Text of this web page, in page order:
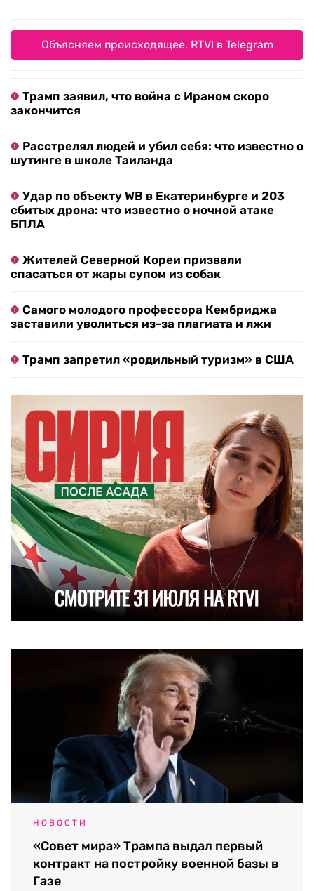
Объясняем происходящее. RTVI в Telegram
Трамп заявил, что война с Ираном скоро
закончится
Расстрелял людей и убил себя: что известно о
шутинге в школе Таиланда
Удар по объекту WB в Екатеринбурге и 203
сбитых дрона: что известно о ночной атаке
БПЛА
Жителей Северной Кореи призвали
спасаться от жары супом из собак
Самого молодого профессора Кембриджа
заставили уволиться из-за плагиата и лжи
Трамп запретил «родильный туризм» в США
НОВОСТИ
«Совет мира» Трампа выдал первый
контракт на постройку военной базы в
Газе